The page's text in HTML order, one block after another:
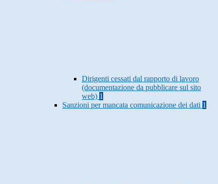
Dirigenti cessati dal rapporto di lavoro
(documentazione da pubblicare sul sito
web) 1
Sanzioni per mancata comunicazione dei dati 1